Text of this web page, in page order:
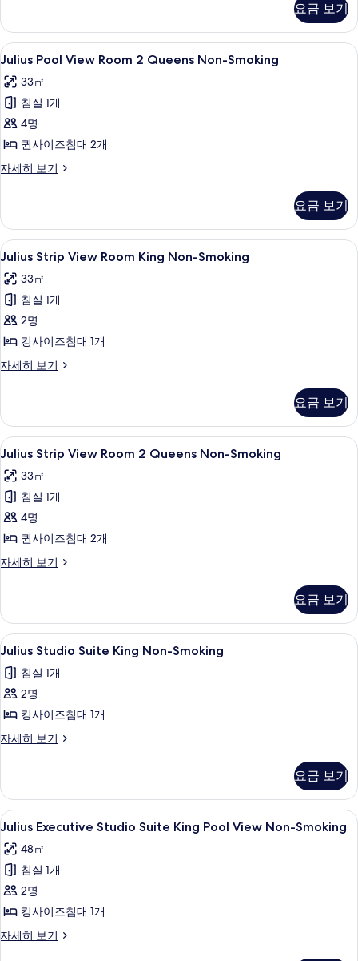
모
두
보
기
King
Non-
Smoking
세
히
보
기
요금 보기
Julius
Pool
View
Room
2
Queens
Non-
Smoking
진
모
두
보
기
필로우탑 침대, 객실 내 금고, 책상, 암
4
Julius Pool View Room 2 Queens Non-Smoking
33㎡
침실 1개
4명
퀸사이즈침대 2개
자세히 보기
Julius
2
Queens
Non-
자
세
히
보
기
요금 보기
Julius
Strip
View
Room
King
Non-
Smoking
모
두
보
기
필로우탑 침대, 객실 내 금고, 책상, 암
5
Julius Strip View Room King Non-Smoking
33㎡
침실 1개
2명
킹사이즈침대 1개
자세히 보기
Julius
King
Non-
Smoking
세
히
보
기
요금 보기
Julius
Strip
View
Room
2
Queens
Non-
Smoking
진
모
두
보
기
필로우탑 침대, 객실 내 금고, 책상, 암
4
Julius Strip View Room 2 Queens Non-Smoking
33㎡
침실 1개
4명
퀸사이즈침대 2개
자세히 보기
Julius
2
Queens
Non-
자
세
보
기
요금 보기
Julius
Studio
Suite
King
Non-
Smoking
모
두
보
기
Julius Studio Suite King Non-
5
Julius Studio Suite King Non-Smoking
침실 1개
2명
킹사이즈침대 1개
자세히 보기
Julius
Non-
Smoking
자
히
보
기
요금 보기
Julius
Executive
Studio
Suite
King
Pool
View
Non-
Julius Executive Studio Suite King
4
Julius Executive Studio Suite King Pool View Non-Smoking
48㎡
침실 1개
2명
킹사이즈침대 1개
자세히 보기
Julius